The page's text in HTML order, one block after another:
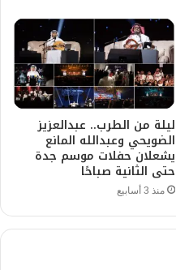
ليلة من الطرب.. عبدالعزيز
الضويحي وعبدالله المانع
يشعلان حفلات موسم جدة
حتى الثانية صباحًا
منذ 3 أسابيع